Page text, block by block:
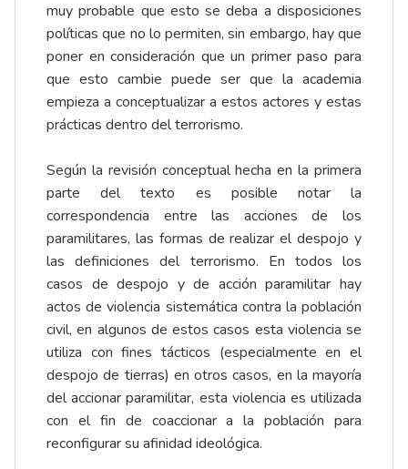
muy probable que esto se deba a disposiciones
políticas que no lo permiten, sin embargo, hay que
poner en consideración que un primer paso para
que esto cambie puede ser que la academia
empieza a conceptualizar a estos actores y estas
prácticas dentro del terrorismo.
Según la revisión conceptual hecha en la primera
parte del texto es posible notar la
correspondencia entre las acciones de los
paramilitares, las formas de realizar el despojo y
las definiciones del terrorismo. En todos los
casos de despojo y de acción paramilitar hay
actos de violencia sistemática contra la población
civil, en algunos de estos casos esta violencia se
utiliza con fines tácticos (especialmente en el
despojo de tierras) en otros casos, en la mayoría
del accionar paramilitar, esta violencia es utilizada
con el fin de coaccionar a la población para
reconfigurar su afinidad ideológica.